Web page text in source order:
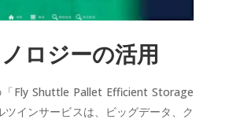
ロジーの活用
Fly Shuttle Pallet Efficient Storage
インサービスは、ビッグデータ、ク